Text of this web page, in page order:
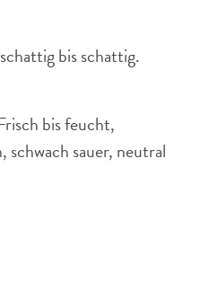
bis schattig.
bis feucht,
sauer, neutral